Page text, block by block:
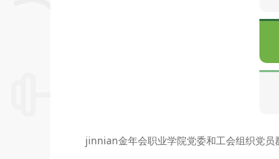
jinnian金年会职业学院党委和工会组织党